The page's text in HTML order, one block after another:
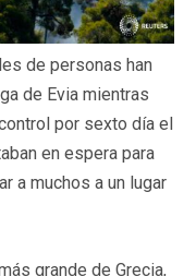
de personas han
de Evia mientras
por sexto día el
en espera para
a muchos a un lugar
grande de Grecia,